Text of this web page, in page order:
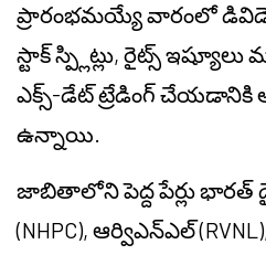
ప్రారంభమయ్యే వారంలో
స్టాక్ స్ప్లిట్లు, రైట్స్
ఎక్స్-డేట్ ట్రేడింగ్ చేయడానికి
ఉన్నాయి.
జాబితాలోని పెద్ద పేర్లు
(NHPC), ఆర్విఎన్ఎల్